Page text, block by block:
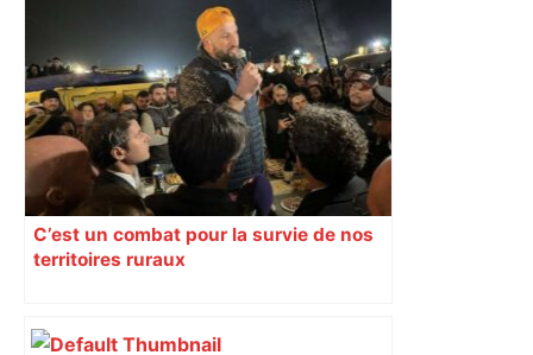
C’est un combat pour la survie de nos
territoires ruraux